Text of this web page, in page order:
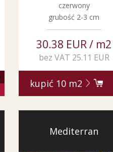
czerwony
grubość 2-3 cm
30.38 EUR / m2
bez VAT 25.11 EUR
kupić 10m2
Mediterran